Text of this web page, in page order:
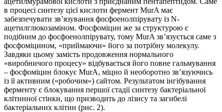
в процесі синтезу цієї кислоти фермент MurA має
забезпечувати зв’язування фосфоенолпірувату із N-
ацетилглюкозаміном. Фосфоміцин же за структурою є
подібним до фосфоенолпірувату, тому MurA зв’язується саме з
фосфоміцином, «приймаючи» його за потрібну молекулу.
Завдяки цьому замість продовження нормального
«виробничого процесу» відбувається його повне гальмування
– фосфоміцин блокує MurA, міцно й необоротно зв’язуючись
із її активним («робочим») сайтом. Результатом інгібування
ферменту є блокування першої стадії синтезу бактеріальної
клітинної стінки, що призводить до лізису та загибелі
бактеріальних клітин (рис. 2).